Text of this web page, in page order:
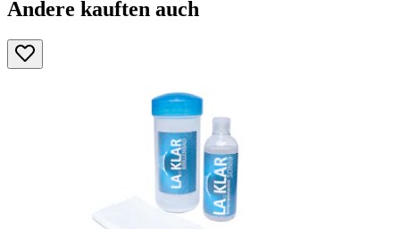
Andere kauften auch